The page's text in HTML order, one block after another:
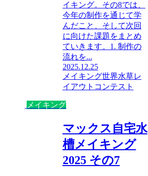
イキング。その8では、
今年の制作を通じて学
んだこと、そして次回
に向けた課題をまとめ
ていきます。1. 制作の
流れを...
2025.12.25
メイキング世界水草レ
イアウトコンテスト
メイキング
マックス自宅水
槽メイキング
2025 その7